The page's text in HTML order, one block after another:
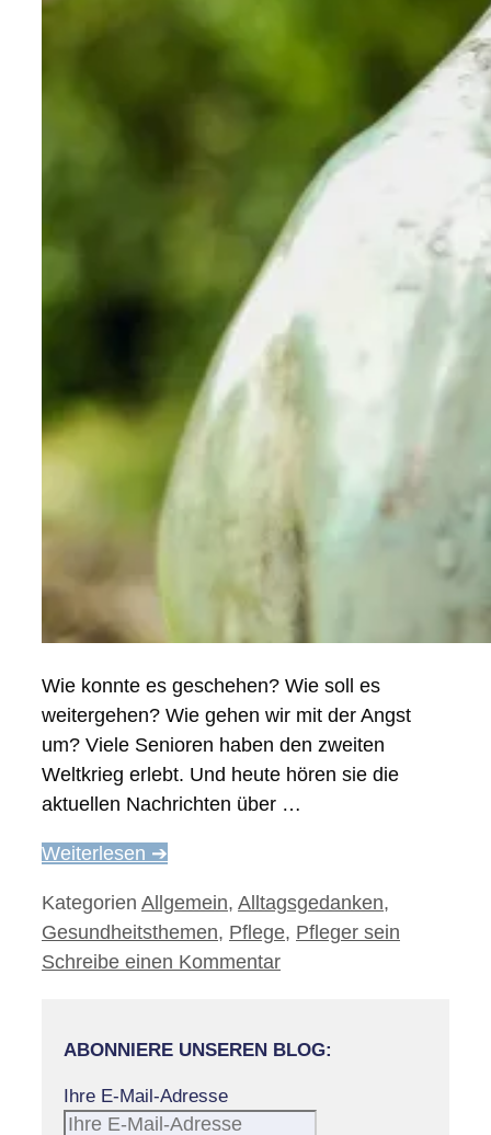
Wie konnte es geschehen? Wie soll es
weitergehen? Wie gehen wir mit der Angst
um? Viele Senioren haben den zweiten
Weltkrieg erlebt. Und heute hören sie die
aktuellen Nachrichten über …
Weiterlesen ➔
Kategorien Allgemein, Alltagsgedanken,
Gesundheitsthemen, Pflege, Pfleger sein
Schreibe einen Kommentar
ABONNIERE UNSEREN BLOG:
Ihre E-Mail-Adresse